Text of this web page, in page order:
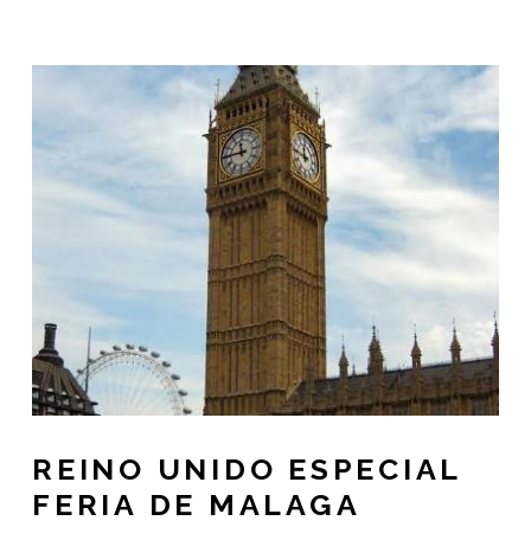
REINO UNIDO ESPECIAL
FERIA DE MALAGA